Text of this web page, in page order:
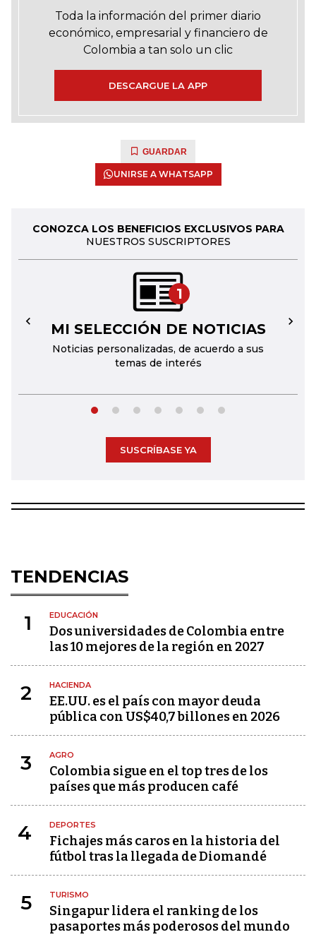
Toda la información del primer diario
económico, empresarial y financiero de
Colombia a tan solo un clic
DESCARGUE LA APP
GUARDAR
UNIRSE A WHATSAPP
CONOZCA LOS BENEFICIOS EXCLUSIVOS PARA
NUESTROS SUSCRIPTORES
1
MI SELECCIÓN DE NOTICIAS
Noticias personalizadas, de acuerdo a sus
temas de interés
← →
SUSCRÍBASE YA
TENDENCIAS
1 EDUCACIÓN
Dos universidades de Colombia entre
las 10 mejores de la región en 2027
2 HACIENDA
EE.UU. es el país con mayor deuda
pública con US$40,7 billones en 2026
3 AGRO
Colombia sigue en el top tres de los
países que más producen café
4 DEPORTES
Fichajes más caros en la historia del
fútbol tras la llegada de Diomandé
5 TURISMO
Singapur lidera el ranking de los
pasaportes más poderosos del mundo